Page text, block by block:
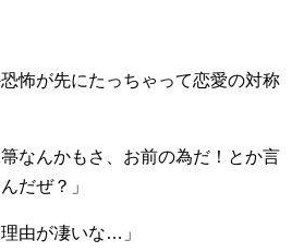
怖が先にたっちゃって恋愛の対称
なんかもさ、お前の為だ！とか言
だぜ？」
由が凄いな…」